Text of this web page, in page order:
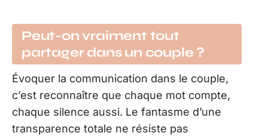
Peut-on vraiment tout
partager dans un couple ?
Évoquer la communication dans le couple,
c’est reconnaître que chaque mot compte,
chaque silence aussi. Le fantasme d’une
transparence totale ne résiste pas